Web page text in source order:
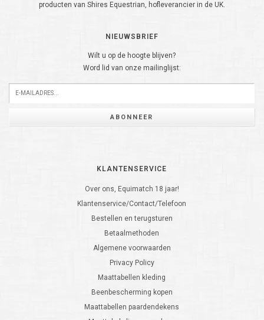
producten van Shires Equestrian, hofleverancier in de UK.
NIEUWSBRIEF
Wilt u op de hoogte blijven?
Word lid van onze mailinglijst:
ABONNEER
KLANTENSERVICE
Over ons, Equimatch 18 jaar!
Klantenservice/Contact/Telefoon
Bestellen en terugsturen
Betaalmethoden
Algemene voorwaarden
Privacy Policy
Maattabellen kleding
Beenbescherming kopen
Maattabellen paardendekens